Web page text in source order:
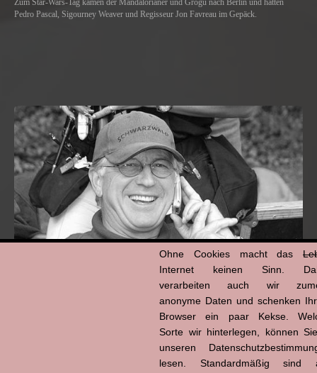
Zum Star-Wars-Tag kamen der Mandalorianer und Grogu nach Berlin und hatten
Pedro Pascal, Sigourney Weaver und Regisseur Jon Favreau im Gepäck.
Ohne Cookies macht das
Internet keinen Sinn.
verarbeiten auch wir
anonyme Daten und schenken
Browser ein paar Kekse.
Sorte wir hinterlegen, können
unseren
lesen. Standardmäßig sind